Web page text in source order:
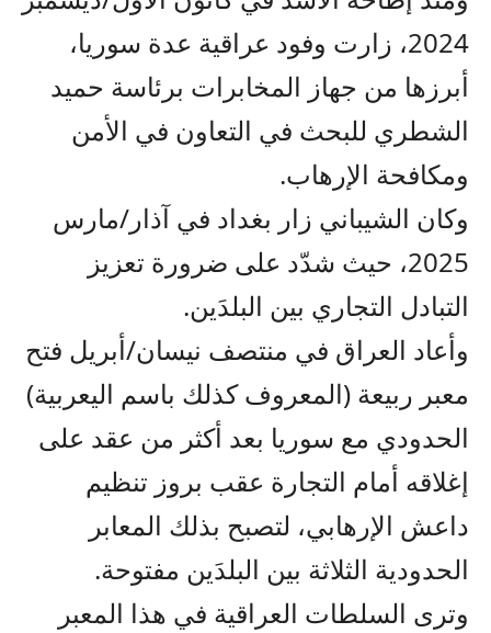
2024، زارت وفود عراقية عدة سوريا،
أبرزها من جهاز المخابرات برئاسة حميد
الشطري للبحث في التعاون في الأمن
ومكافحة الإرهاب.
وكان الشيباني زار بغداد في آذار/مارس
2025، حيث شدّد على ضرورة تعزيز
التبادل التجاري بين البلدَين.
وأعاد العراق في منتصف نيسان/أبريل فتح
معبر ربيعة (المعروف كذلك باسم اليعربية)
الحدودي مع سوريا بعد أكثر من عقد على
إغلاقه أمام التجارة عقب بروز تنظيم
داعش الإرهابي، لتصبح بذلك المعابر
الحدودية الثلاثة بين البلدَين مفتوحة.
وترى السلطات العراقية في هذا المعبر